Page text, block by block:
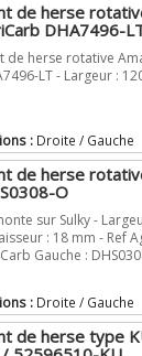
de herse
DHA7496-
de herse rotative
LT - Largeur :
: Droite / Gauche
de herse
O
sur Sulky -
: 18 mm - Ref
Gauche :
: Droite / Gauche
de herse type